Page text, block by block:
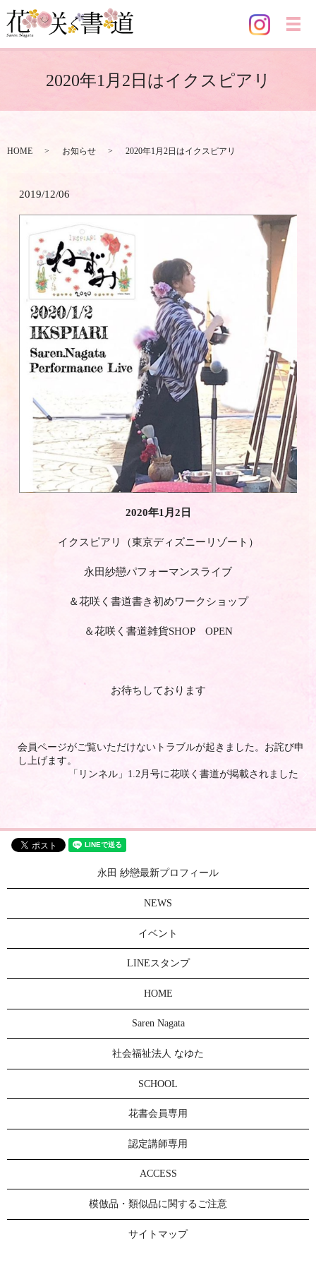
メ
2020年1月2日はイクスピアリ
HOME お知らせ 2020年1月2日はイクスピアリ
2019/12/06
2020年1月2日
イクスピアリ（東京ディズニーリゾート）
永田紗戀パフォーマンスライブ
＆花咲く書道書き初めワークショップ
＆花咲く書道雑貨SHOP OPEN
お待ちしております
会員ページがご覧いただけないトラブルが起きました。お詫び申
し上げます。
「リンネル」1.2月号に花咲く書道が掲載されました
永田 紗戀最新プロフィール
NEWS
イベント
LINEスタンプ
HOME
Saren Nagata
社会福祉法人 なゆた
SCHOOL
花書会員専用
認定講師専用
ACCESS
模倣品・類似品に関するご注意
サイトマップ